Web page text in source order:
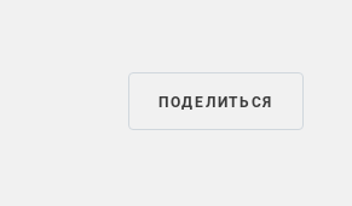
ПОДЕЛИТЬСЯ